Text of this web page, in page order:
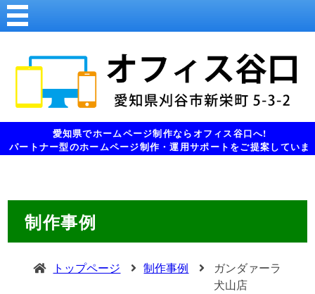
愛知県でホームページ制作ならオフィス谷口へ!
パートナー型のホームページ制作・運用サポートをご提案していま
制作事例
トップページ 制作事例
ガンダァーラ
犬山店